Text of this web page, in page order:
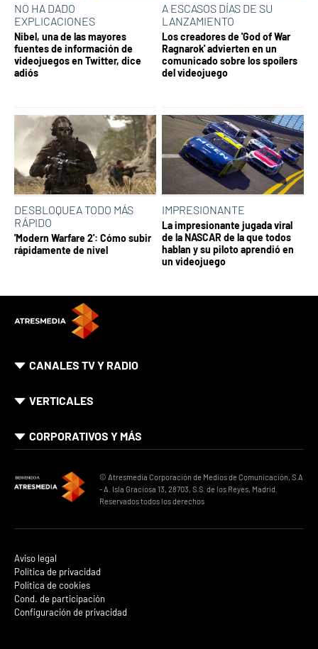
NO HA DADO
EXPLICACIONES
Nibel, una de las mayores
fuentes de información de
videojuegos en Twitter, dice
adiós
A ESCASOS DÍAS DE SU
LANZAMIENTO
Los creadores de 'God of War
Ragnarok' advierten en un
comunicado sobre los spoílers
del videojuego
DESBLOQUEA TODO MÁS
RÁPIDO
'Modern Warfare 2': Cómo subir
rápidamente de nivel
IMPRESIONANTE
La impresionante jugada viral
de la NASCAR de la que todos
hablan y su piloto aprendió en
un videojuego
CANALES TV Y RADIO
VERTICALES
CORPORATIVOS Y MÁS
© Atresmedia Corporación de Medios de Comunicación, S.A
- A. Isla Graciosa 13, 28703, S.S. de los Reyes, Madrid.
Reservados todos los derechos
Aviso legal
Política de privacidad
Política de cookies
Cond. de participación
Configuración de privacidad